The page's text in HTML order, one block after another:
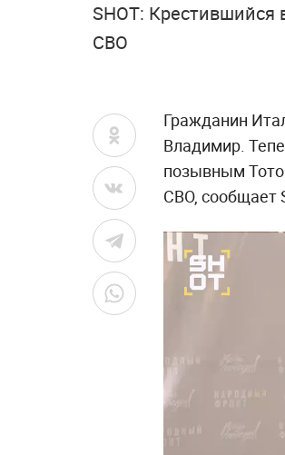
SHOT:
СВО
Гражданин
Владимир.
позывным
СВО, сообщает